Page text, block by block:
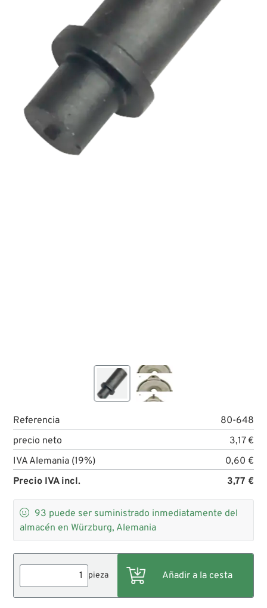
Referencia
80-648
precio neto
3,17 €
IVA Alemania (19%)
0,60 €
Precio IVA incl.
3,77 €
 93 puede ser suministrado inmediatamente del
almacén en Würzburg, Alemania
pieza